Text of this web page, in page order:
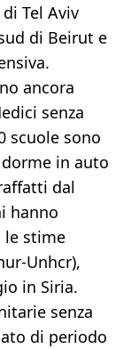
Tel Aviv
di Beirut e
ancora
senza
scuole sono
in auto
dal
hanno
le stime
Unhcr),
in Siria.
senza
di periodo